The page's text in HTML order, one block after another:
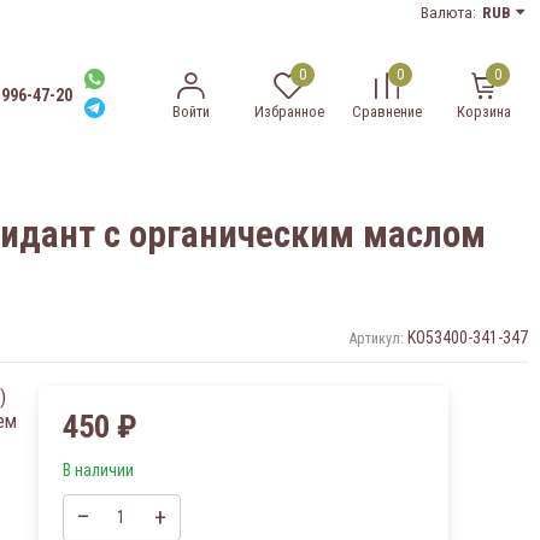
Валюта: RUB
47-20
Войти
0
Избранное
0
Сравнение
0
Корзина
с органическим маслом
Артикул: KO53400-341-347
450 ₽
В наличии
– +